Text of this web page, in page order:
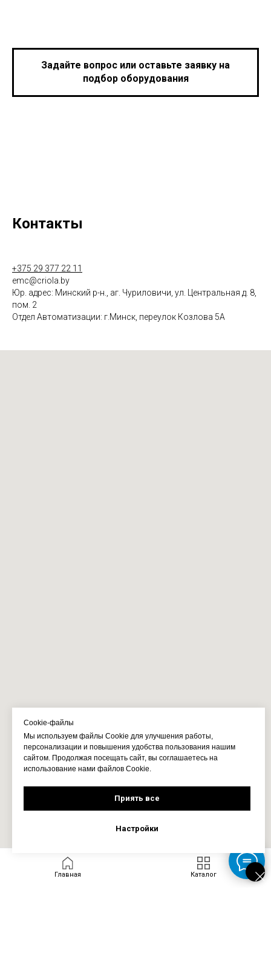
Задайте вопрос или оставьте заявку на
подбор оборудования
Контакты
+375 29 377 22 11
emc@criola.by
Юр. адрес: Минский р-н., аг. Чуриловичи, ул. Центральная д. 8,
пом. 2
Отдел Автоматизации: г.Минск, переулок Козлова 5А
Cookie-файлы
Мы используем файлы Cookie для улучшения работы,
персонализации и повышения удобства пользования нашим
сайтом. Продолжая посещать сайт, вы соглашаетесь на
использование нами файлов Cookie.
Приять все
Настройки
Главная Каталог